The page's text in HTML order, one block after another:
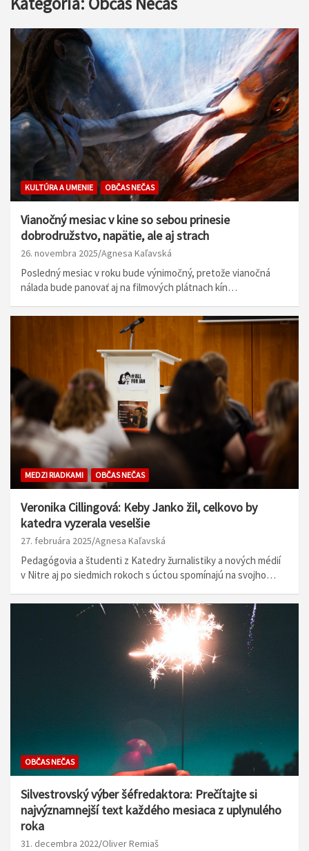
KULTÚRA A UMENIE OBČAS NEČAS
Vianočný mesiac v kine so sebou prinesie
dobrodružstvo, napätie, ale aj strach
26. novembra 2025 Agnesa Kaľavská
Posledný mesiac v roku bude výnimočný, pretože vianočná
nálada bude panovať aj na filmových plátnach kín…
MEDZI RIADKAMI OBČAS NEČAS
Veronika Cillingová: Keby Janko žil, celkovo by
katedra vyzerala veselšie
27. februára 2025 Agnesa Kaľavská
Pedagógovia a študenti z Katedry žurnalistiky a nových médií
v Nitre aj po siedmich rokoch s úctou spomínajú na svojho…
OBČAS NEČAS
Silvestrovský výber šéfredaktora: Prečítajte si
najvýznamnejší text každého mesiaca z uplynulého
roka
31. decembra 2022 Oliver Remiaš